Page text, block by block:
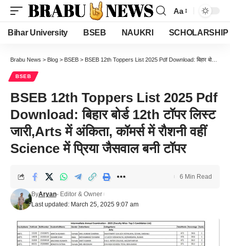
Font
Resizer
Aa
Bihar University BSEB NAUKRI SCHOLARSHIP
Brabu News > Blog > BSEB > BSEB 12th Toppers List 2025 Pdf Download: बिहार बोर्ड 12th टॉपर लिस्ट जारी,Arts में अंकिता, कॉमर्स में रौशनी वहीं Science में प्रिया जैसवाल बनी टॉपर
BSEB
BSEB 12th Toppers List 2025 Pdf
Download: बिहार बोर्ड 12th टॉपर लिस्ट
जारी,Arts में अंकिता, कॉमर्स में रौशनी वहीं
Science में प्रिया जैसवाल बनी टॉपर
Last updated: March 25, 2025 9:07 am
ByAryan- Editor & Owner
6 Min Read